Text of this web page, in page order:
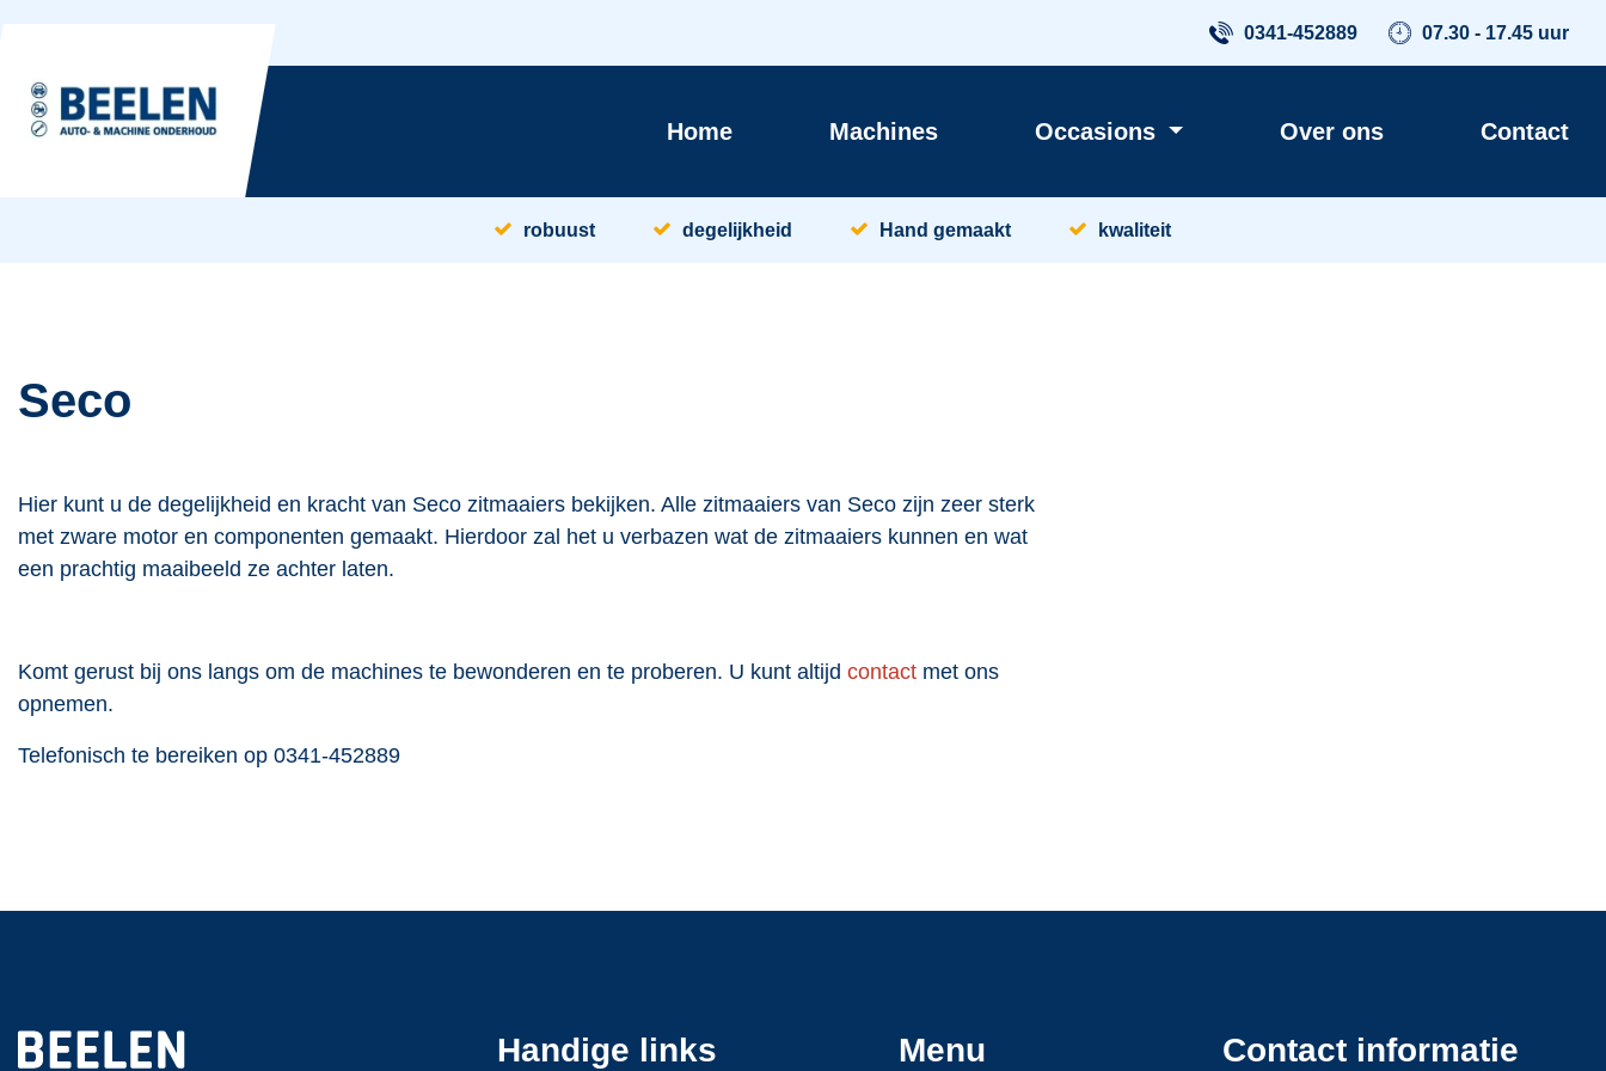
0341-452889 07.30 - 17.45 uur
Home Machines Occasions Over ons Contact
robuust degelijkheid Hand gemaakt kwaliteit
Seco
Hier kunt u de degelijkheid en kracht van Seco zitmaaiers bekijken. Alle zitmaaiers van Seco zijn zeer sterk
met zware motor en componenten gemaakt. Hierdoor zal het u verbazen wat de zitmaaiers kunnen en wat
een prachtig maaibeeld ze achter laten.
Komt gerust bij ons langs om de machines te bewonderen en te proberen. U kunt altijd contact met ons
opnemen.
Telefonisch te bereiken op 0341-452889
Handige links Menu Contact informatie